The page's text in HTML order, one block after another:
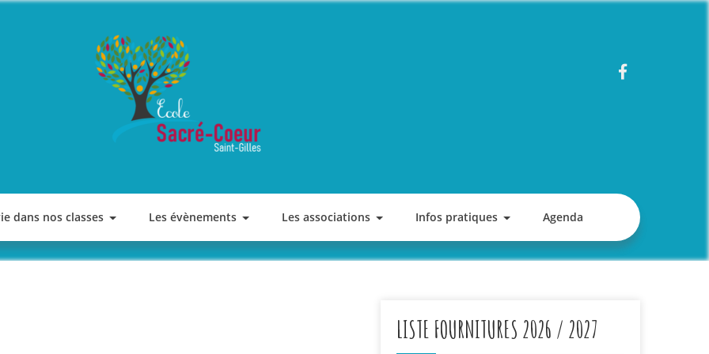
ECOLE SACRE COEUR
dans nos classes Les évènements Les associations Infos pratiques Agenda
LISTE FOURNITURES 2026 / 2027